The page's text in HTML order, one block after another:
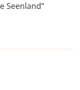
Seenland“